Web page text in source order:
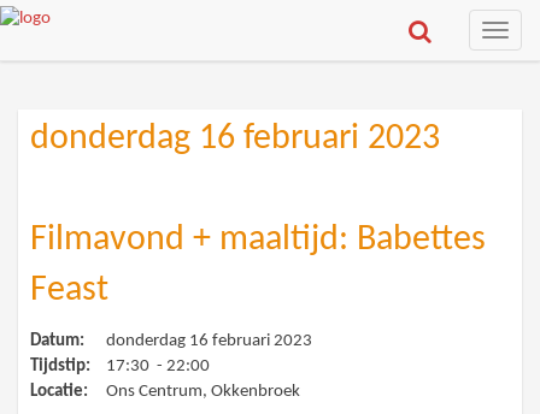
Toggle
donderdag 16 februari 2023
Filmavond + maaltijd: Babettes
Feast
Datum:
donderdag 16 februari 2023
Tijdstip:
17:30 - 22:00
Locatie:
Ons Centrum, Okkenbroek